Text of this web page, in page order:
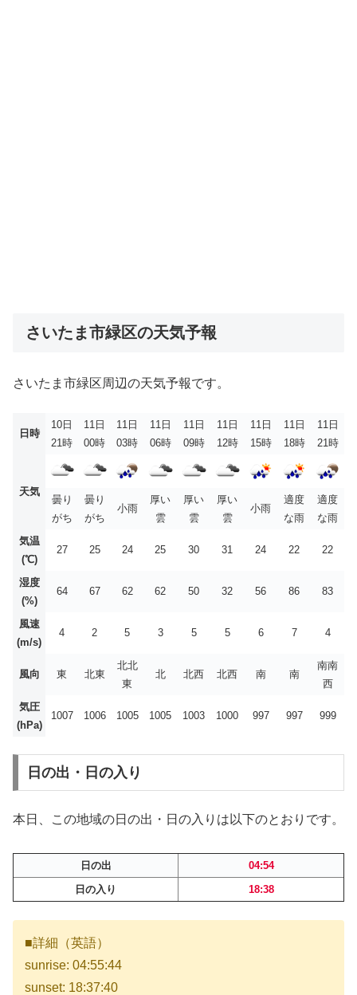
さいたま市緑区の天気予報
さいたま市緑区周辺の天気予報です。
日時
10日
21時
11日
00時
11日
03時
11日
06時
11日
09時
11日
12時
11日
15時
11日
18時
11日
21時
天気
曇り
がち
曇り
がち
小雨
厚い
雲
厚い
雲
厚い
雲
小雨
適度
な雨
適度
な雨
気温
(℃)
27 25 24 25 30 31 24 22 22
湿度
(%)
64 67 62 62 50 32 56 86 83
風速
(m/s)
4 2 5 3 5 5 6 7 4
風向 東 北東
北北
東
北 北西 北西 南 南
南南
西
気圧
(hPa)
1007 1006 1005 1005 1003 1000 997 997 999
日の出・日の入り
本日、この地域の日の出・日の入りは以下のとおりです。
日の出
04:54
日の入り
18:38
■詳細（英語）
sunrise: 04:55:44
sunset: 18:37:40